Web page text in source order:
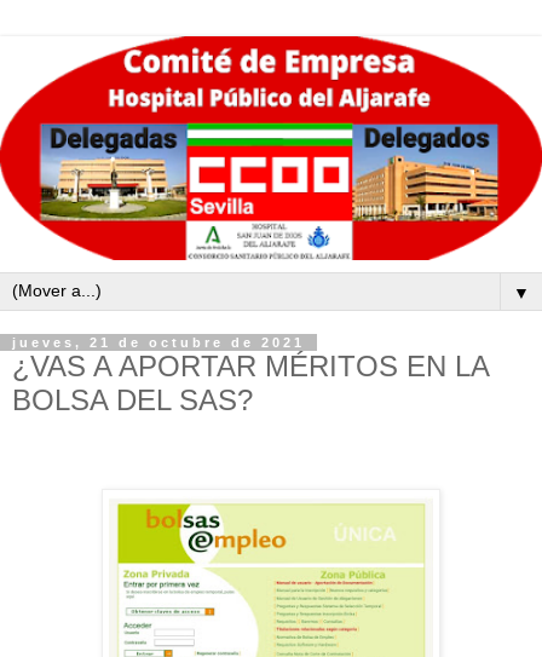
▼
jueves, 21 de octubre de 2021
¿VAS A APORTAR MÉRITOS EN LA
BOLSA DEL SAS?